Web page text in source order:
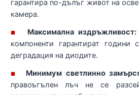
гарантира по-дълъг живот на
камера.
■ Максимална издръжливост:
компоненти гарантират години
деградация на диодите.
■ Минимум светлинно
правоъгълен лъч не се